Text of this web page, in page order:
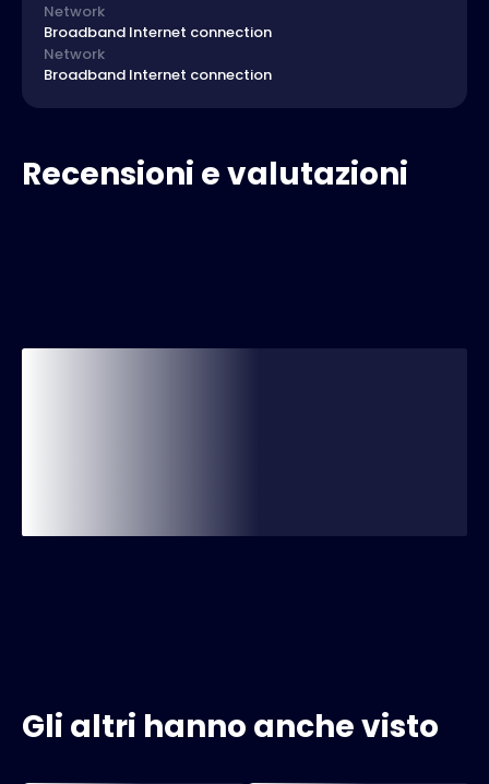
Network
Broadband Internet connection
Network
Broadband Internet connection
Recensioni e valutazioni
Gli altri hanno anche visto